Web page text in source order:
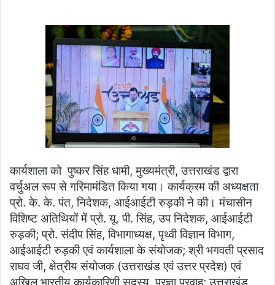
कार्यशाला को पुष्कर सिंह धामी, मुख्यमंत्री, उत्तराखंड द्वारा
वर्चुअल रूप से गरिमामंडित किया गया। कार्यक्रम की अध्यक्षता
प्रो. के. के. पंत, निदेशक, आईआईटी रुड़की ने की। मंचासीन
विशिष्ट अतिथियों में प्रो. यू. पी. सिंह, उप निदेशक, आईआईटी
रुड़की; प्रो. संदीप सिंह, विभागाध्यक्ष, पृथ्वी विज्ञान विभाग,
आईआईटी रुड़की एवं कार्यशाला के संयोजक; श्री भगवती प्रसाद
राघव जी, क्षेत्रीय संयोजक (उत्तराखंड एवं उत्तर प्रदेश) एवं